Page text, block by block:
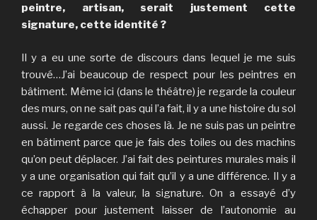
peintre, artisan, serait justement cette
signature, cette identité ?
Il y a eu une sorte de discours dans lequel je me suis
trouvé…J’ai beaucoup de respect pour les peintres en
bâtiment. Même ici (dans le théâtre) je regarde la couleur
des murs, on ne sait pas qui l’a fait, il y a une histoire du sol
aussi. Je regarde ces choses là. Je ne suis pas un peintre
en bâtiment parce que je fais des toiles ou des machins
qu’on peut déplacer. J’ai fait des peintures murales mais il
y a une organisation qui fait qu’il y a une différence. Il y a
ce rapport à la valeur, la signature. On a essayé d’y
échapper pour justement laisser de l’autonomie au